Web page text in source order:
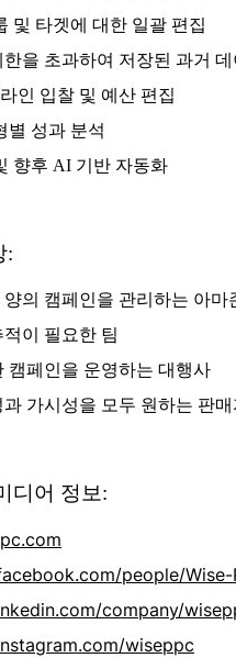
및 타겟에 대한 일괄 편집
을 초과하여 저장된 과거 데
인 입찰 및 예산 편집
별 성과 분석
향후 AI 기반 자동화
:
의 캠페인을 관리하는 아마
이 필요한 팀
캠페인을 운영하는 대행사
가시성을 모두 원하는 판매
디어 정보:
people/Wise-
company/
wiseppc